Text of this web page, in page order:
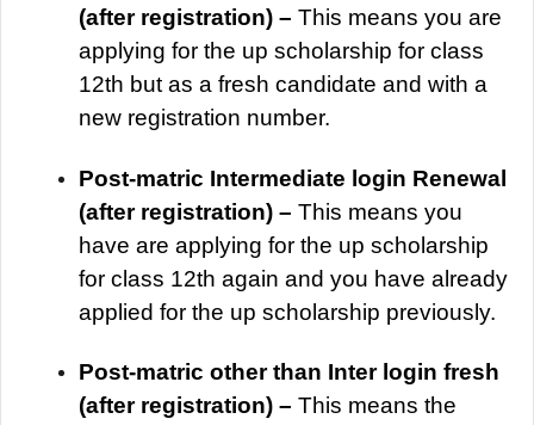
(after registration) – This means you are
applying for the up scholarship for class
12th but as a fresh candidate and with a
new registration number.
Post-matric Intermediate login Renewal
(after registration) – This means you
have are applying for the up scholarship
for class 12th again and you have already
applied for the up scholarship previously.
Post-matric other than Inter login fresh
(after registration) – This means the